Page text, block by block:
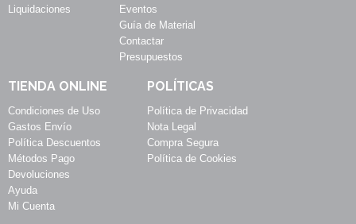
Liquidaciones
Eventos
Guía de Material
Contactar
Presupuestos
TIENDA ONLINE
Condiciones de Uso
Gastos Envío
Política Descuentos
Métodos Pago
Devoluciones
Ayuda
Mi Cuenta
POLÍTICAS
Política de Privacidad
Nota Legal
Compra Segura
Política de Cookies